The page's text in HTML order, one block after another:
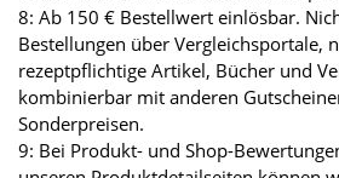
8: Ab 150 € Bestellwert einlösbar.
Bestellungen über Vergleichsportale,
rezeptpflichtige Artikel, Bücher und
kombinierbar mit anderen
Sonderpreisen.
9: Bei Produkt- und Shop-